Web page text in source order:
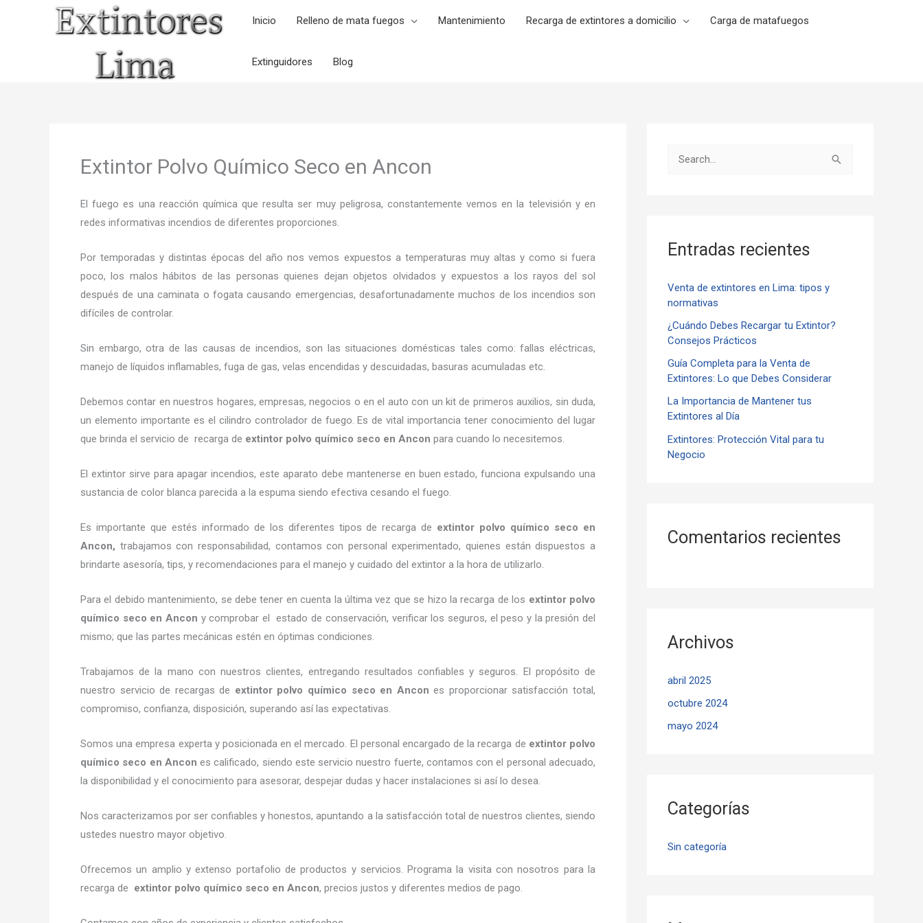
Inicio Relleno de mata fuegos Mantenimiento Recarga de extintores a domicilio Carga de matafuegos
Extinguidores Blog
Extintor Polvo Químico Seco en Ancon
El fuego es una reacción química que resulta ser muy peligrosa, constantemente vemos en la televisión y en
redes informativas incendios de diferentes proporciones.
Por temporadas y distintas épocas del año nos vemos expuestos a temperaturas muy altas y como si fuera
poco, los malos hábitos de las personas quienes dejan objetos olvidados y expuestos a los rayos del sol
después de una caminata o fogata causando emergencias, desafortunadamente muchos de los incendios son
difíciles de controlar.
Sin embargo, otra de las causas de incendios, son las situaciones domésticas tales como: fallas eléctricas,
manejo de líquidos inflamables, fuga de gas, velas encendidas y descuidadas, basuras acumuladas etc.
Debemos contar en nuestros hogares, empresas, negocios o en el auto con un kit de primeros auxilios, sin duda,
un elemento importante es el cilindro controlador de fuego. Es de vital importancia tener conocimiento del lugar
que brinda el servicio de recarga de extintor polvo químico seco en Ancon para cuando lo necesitemos.
El extintor sirve para apagar incendios, este aparato debe mantenerse en buen estado, funciona expulsando una
sustancia de color blanca parecida a la espuma siendo efectiva cesando el fuego.
Es importante que estés informado de los diferentes tipos de recarga de extintor polvo químico seco en
Ancon, trabajamos con responsabilidad, contamos con personal experimentado, quienes están dispuestos a
brindarte asesoría, tips, y recomendaciones para el manejo y cuidado del extintor a la hora de utilizarlo.
Para el debido mantenimiento, se debe tener en cuenta la última vez que se hizo la recarga de los extintor polvo
químico seco en Ancon y comprobar el estado de conservación, verificar los seguros, el peso y la presión del
mismo; que las partes mecánicas estén en óptimas condiciones.
Trabajamos de la mano con nuestros clientes, entregando resultados confiables y seguros. El propósito de
nuestro servicio de recargas de extintor polvo químico seco en Ancon es proporcionar satisfacción total,
compromiso, confianza, disposición, superando así las expectativas.
Somos una empresa experta y posicionada en el mercado. El personal encargado de la recarga de extintor polvo
químico seco en Ancon es calificado, siendo este servicio nuestro fuerte, contamos con el personal adecuado,
la disponibilidad y el conocimiento para asesorar, despejar dudas y hacer instalaciones si así lo desea.
Nos caracterizamos por ser confiables y honestos, apuntando a la satisfacción total de nuestros clientes, siendo
ustedes nuestro mayor objetivo.
Ofrecemos un amplio y extenso portafolio de productos y servicios. Programa la visita con nosotros para la
recarga de extintor polvo químico seco en Ancon, precios justos y diferentes medios de pago.
a
p
o
r
Entradas recientes
Venta de extintores en Lima: tipos y
normativas
¿Cuándo Debes Recargar tu Extintor?
Consejos Prácticos
Guía Completa para la Venta de
Extintores: Lo que Debes Considerar
La Importancia de Mantener tus
Extintores al Día
Extintores: Protección Vital para tu
Negocio
Comentarios recientes
Archivos
abril 2025
octubre 2024
mayo 2024
Categorías
Sin categoría